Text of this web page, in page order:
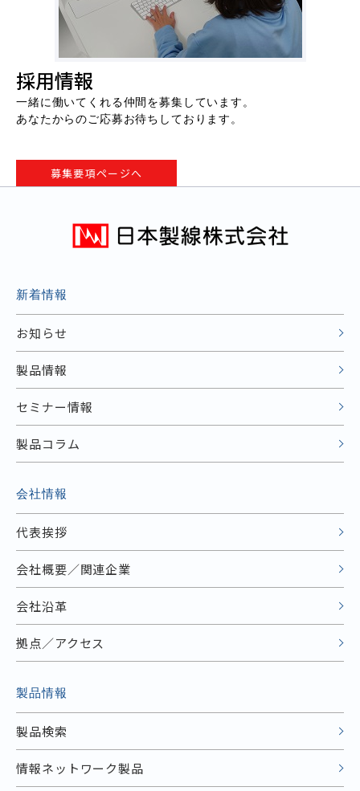
採用情報
一緒に働いてくれる仲間を募集しています。
あなたからのご応募お待ちしております。
募集要項ページへ
新着情報
お知らせ
製品情報
セミナー情報
製品コラム
会社情報
代表挨拶
会社概要／関連企業
会社沿革
拠点／アクセス
製品情報
製品検索
情報ネットワーク製品